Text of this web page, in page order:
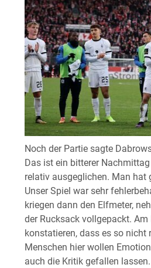
Noch der Partie sagte
Das ist ein bitterer
relativ ausgeglichen. Man hat
Unser Spiel war sehr
kriegen dann den Elfmeter,
der Rucksack vollgepackt.
konstatieren, dass es so
Menschen hier wollen
auch die Kritik gefallen